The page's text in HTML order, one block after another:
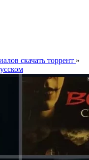
скачать торрент »